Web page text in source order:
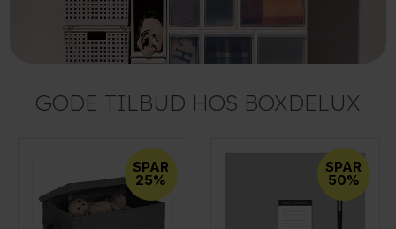
GODE TILBUD HOS BOXDELUX
SPAR
25%
SPAR
50%